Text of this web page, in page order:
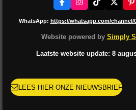
F
a
c
b
k
I
n
s
a
r
a
T
k
o
X
P
i
n
e
r
s
WhatsApp: https://whatsapp.com/channel/
Website powered by Simply
Laatste website update: 8
LEES HIER ONZE NIEUWSBRIEF